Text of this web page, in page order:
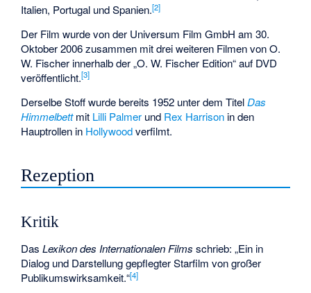
Italien, Portugal und Spanien.[2]
Der Film wurde von der Universum Film GmbH am 30.
Oktober 2006 zusammen mit drei weiteren Filmen von O.
W. Fischer innerhalb der „O. W. Fischer Edition“ auf DVD
veröffentlicht.[3]
Derselbe Stoff wurde bereits 1952 unter dem TitelDas
Himmelbettmit Lilli Palmer und Rex Harrison in den
Hauptrollen in Hollywoodverfilmt.
Rezeption
Kritik
DasLexikon des Internationalen Films schrieb: „Ein in
Dialog und Darstellung gepflegter Starfilm von großer
Publikumswirksamkeit.“[4]